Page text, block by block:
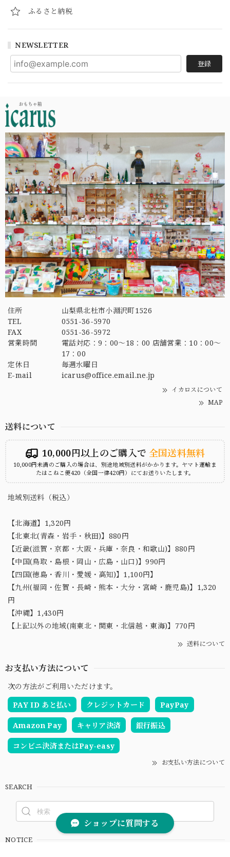
ふるさと納税
NEWSLETTER
登録
住所
山梨県北杜市小淵沢町1526
TEL
0551-36-5970
FAX
0551-36-5972
営業時間
電話対応：9：00～18：00 店舗営業：10：00～
17：00
定休日
毎週水曜日
E-mail
icarus@office.email.ne.jp
イカロスについて
MAP
送料について
10,000円以上のご購入で 全国送料無料
10,000円未満のご購入の場合は、別途地域別送料がかかります。ヤマト運輸ま
たはこねこ便420（全国一律420円）にてお送りいたします。
地域別送料（税込）
【北海道】1,320円
【北東北(青森・岩手・秋田)】880円
【近畿(滋賀・京都・大阪・兵庫・奈良・和歌山)】880円
【中国(鳥取・島根・岡山・広島・山口)】990円
【四国(徳島・香川・愛媛・高知)】1,100円】
【九州(福岡・佐賀・長崎・熊本・大分・宮崎・鹿児島)】1,320
円
【沖縄】1,430円
【上記以外の地域(南東北・関東・北信越・東海)】770円
送料について
お支払い方法について
次の方法がご利用いただけます。
PAY ID あと払い
クレジットカード PayPay
Amazon Pay キャリア決済 銀行振込
コンビニ決済またはPay-easy
お支払い方法について
SEARCH
NOTICE
ショップに質問する